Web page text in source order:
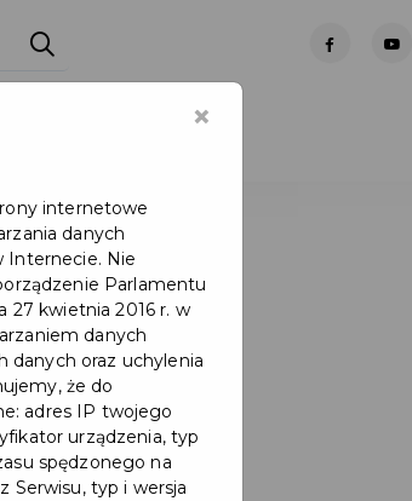
×
internetowe
danych
Internecie. Nie
Parlamentu
27 kwietnia 2016 r. w
danych
danych oraz uchylenia
że do
adres IP twojego
urządzenia, typ
spędzonego na
Serwisu, typ i wersja